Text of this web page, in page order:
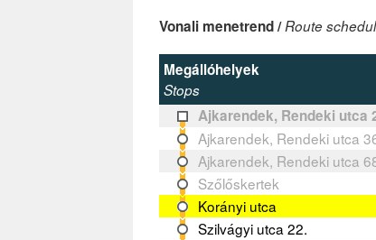
Vonali menetrend /Route
Megállóhelyek
Stops
Ajkarendek, Rendeki utca
Ajkarendek, Rendeki utca
Ajkarendek, Rendeki utca
Szőlőskertek
Korányi utca
Szilvágyi utca 22.